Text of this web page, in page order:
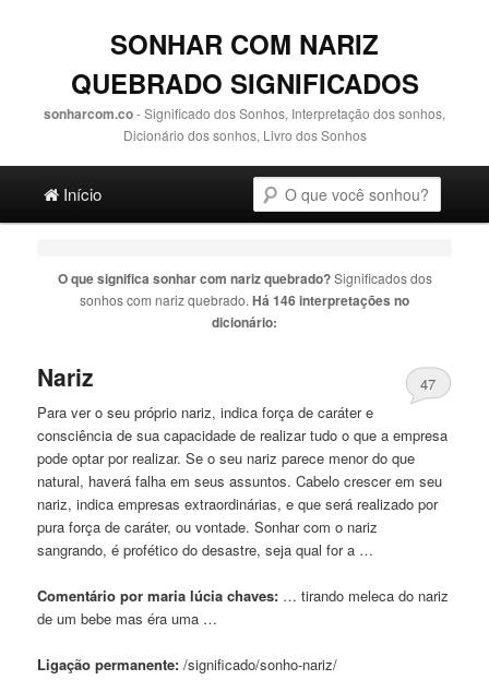
SONHAR COM NARIZ
QUEBRADO SIGNIFICADOS
sonharcom.co- Significado dos Sonhos, Interpretação dos sonhos,
Dicionário dos sonhos, Livro dos Sonhos
Ir para o conteúdo principal
Ir para o conteúdo secundário
Início
O que significa sonhar com nariz quebrado?Significados dos
sonhos com nariz quebrado. Há 146 interpretações no
dicionário:
Nariz
47
Para ver o seu próprio nariz, indica força de caráter e
consciência de sua capacidade de realizar tudo o que a empresa
pode optar por realizar. Se o seu nariz parece menor do que
natural, haverá falha em seus assuntos. Cabelo crescer em seu
nariz, indica empresas extraordinárias, e que será realizado por
pura força de caráter, ou vontade. Sonhar com o nariz
sangrando, é profético do desastre, seja qual for a …
Comentário por maria lúcia chaves: … tirando meleca do nariz
de um bebe mas éra uma …
Ligação permanente: /significado/sonho-nariz/